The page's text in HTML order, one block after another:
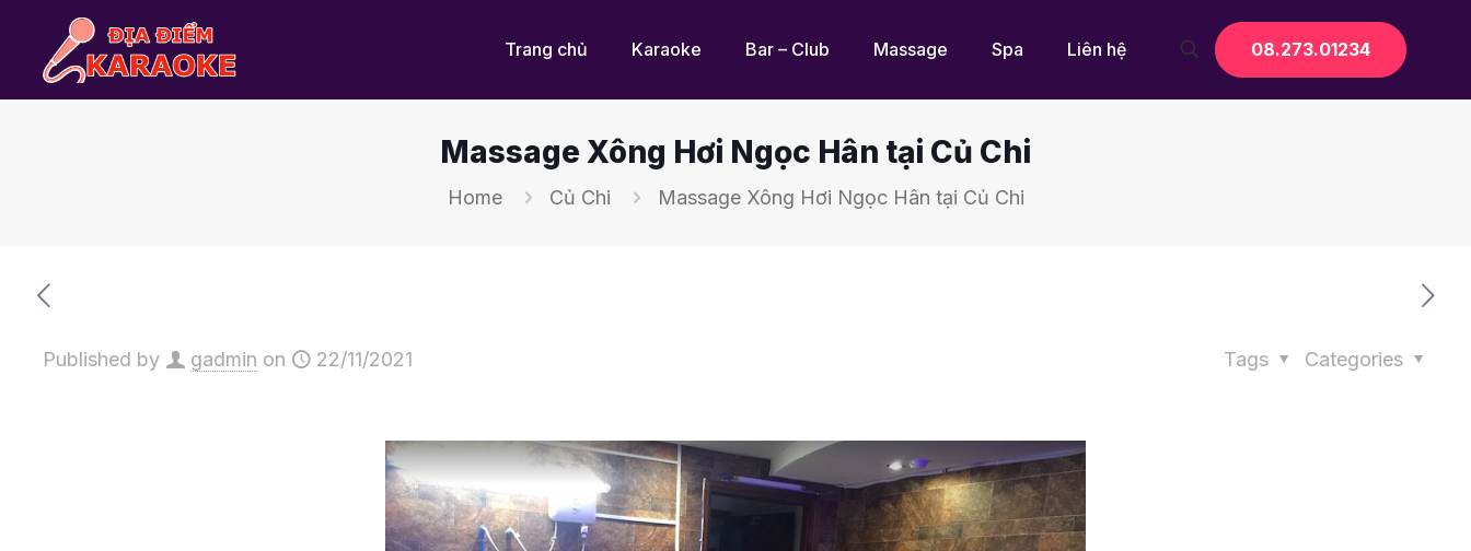
Trang chủ Karaoke Bar – Club Massage Spa Liên hệ 08.273.01234
Massage Xông Hơi Ngọc Hân tại Củ Chi
Home Củ Chi Massage Xông Hơi Ngọc Hân tại Củ Chi
Published by gadmin on 22/11/2021 Categories
Tags